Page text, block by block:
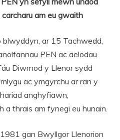
am eu gwaith
ar 15 Tachwedd,
PEN ac aelodau
Diwrnod y Llenor sydd
ac ymgyrchu ar ran y
anghyfiawn,
a thrais am fynegi eu hunain.
gan Bwyllgor Llenorion